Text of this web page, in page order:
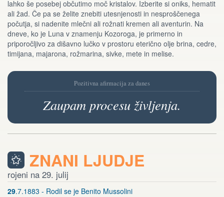
lahko še posebej občutimo moč kristalov. Izberite si oniks, hematit
ali žad. Če pa se želite znebiti utesnjenosti in nesproščenega
počutja, si nadenite mlečni ali rožnati kremen ali aventurin. Na
dneve, ko je Luna v znamenju Kozoroga, je primerno in
priporočljivo za dišavno lučko v prostoru eterično olje brina, cedre,
timijana, majarona, rožmarina, sivke, mete in melise.
Pozitivna afirmacija za danes
Zaupam procesu življenja.
ZNANI LJUDJE
rojeni na 29. julij
29.7.1883 - Rodil se je Benito Mussolini